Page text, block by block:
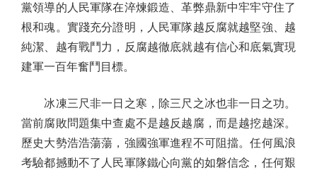
黨領導的人民軍隊在淬煉鍛造、革弊鼎新中牢牢守住了
根和魂。實踐充分證明，人民軍隊越反腐就越堅強、越
純潔、越有戰鬥力，反腐越徹底就越有信心和底氣實現
建軍一百年奮鬥目標。
冰凍三尺非一日之寒，除三尺之冰也非一日之功。
當前腐敗問題集中查處不是越反越腐，而是越挖越深。
歷史大勢浩浩蕩蕩，強國強軍進程不可阻擋。任何風浪
考驗都撼動不了人民軍隊鐵心向黨的如磐信念，任何艱